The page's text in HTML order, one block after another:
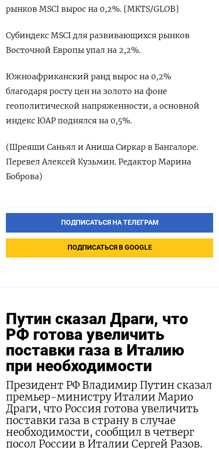
рынков MSCI вырос на 0,2%. [MKTS/GLOB]
Субиндекс MSCI для развивающихся рынков
Восточной Европы упал на 2,2%.
Южноафриканский ранд вырос на 0,2%
благодаря росту цен на золото на фоне
геополитической напряженности, а основной
индекс ЮАР поднялся на 0,5%.
(Шреяши Саньял и Аниша Сиркар в Бангалоре.
Перевел Алексей Кузьмин. Редактор Марина
Боброва)
ПОДПИСАТЬСЯ НА ТЕЛЕГРАМ
ПОДПИСАТЬСЯ В GOOGLE
Путин сказал Драги, что
РФ готова увеличить
поставки газа в Италию
при необходимости
Президент РФ Владимир Путин сказал
премьер-министру Италии Марио
Драги, что Россия готова увеличить
поставки газа в страну в случае
необходимости, сообщил в четверг
посол России в Италии Сергей Разов.